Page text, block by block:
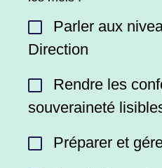
Parler aux
Direction
Rendre les
souveraineté
Préparer et